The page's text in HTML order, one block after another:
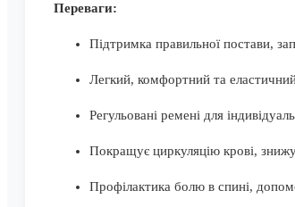
Переваги:
Підтримка правильної постави,
Легкий, комфортний та
Регульовані ремені для
Покращує циркуляцію крові,
Профілактика болю в спині,